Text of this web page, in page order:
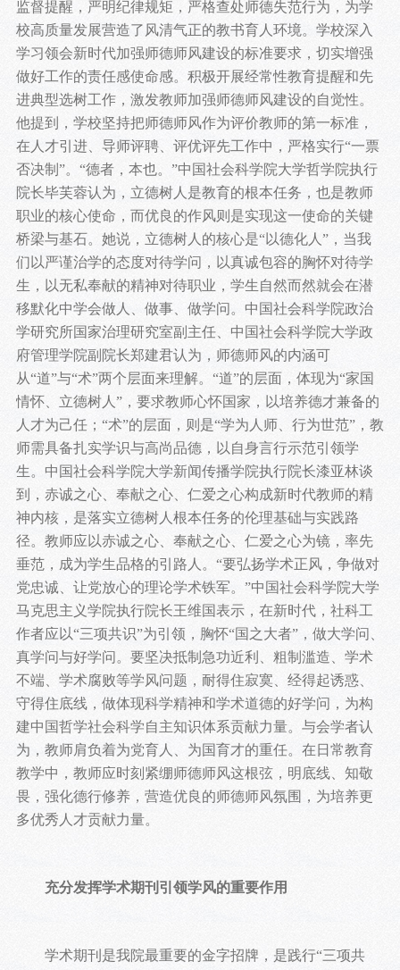
监督提醒，严明纪律规矩，严格查处师德失范行为，为学
校高质量发展营造了风清气正的教书育人环境。学校深入
学习领会新时代加强师德师风建设的标准要求，切实增强
做好工作的责任感使命感。积极开展经常性教育提醒和先
进典型选树工作，激发教师加强师德师风建设的自觉性。
他提到，学校坚持把师德师风作为评价教师的第一标准，
在人才引进、导师评聘、评优评先工作中，严格实行“一票
否决制”。“德者，本也。”中国社会科学院大学哲学院执行
院长毕芙蓉认为，立德树人是教育的根本任务，也是教师
职业的核心使命，而优良的作风则是实现这一使命的关键
桥梁与基石。她说，立德树人的核心是“以德化人”，当我
们以严谨治学的态度对待学问，以真诚包容的胸怀对待学
生，以无私奉献的精神对待职业，学生自然而然就会在潜
移默化中学会做人、做事、做学问。中国社会科学院政治
学研究所国家治理研究室副主任、中国社会科学院大学政
府管理学院副院长郑建君认为，师德师风的内涵可
从“道”与“术”两个层面来理解。“道”的层面，体现为“家国
情怀、立德树人”，要求教师心怀国家，以培养德才兼备的
人才为己任；“术”的层面，则是“学为人师、行为世范”，教
师需具备扎实学识与高尚品德，以自身言行示范引领学
生。中国社会科学院大学新闻传播学院执行院长漆亚林谈
到，赤诚之心、奉献之心、仁爱之心构成新时代教师的精
神内核，是落实立德树人根本任务的伦理基础与实践路
径。教师应以赤诚之心、奉献之心、仁爱之心为镜，率先
垂范，成为学生品格的引路人。“要弘扬学术正风，争做对
党忠诚、让党放心的理论学术铁军。”中国社会科学院大学
马克思主义学院执行院长王维国表示，在新时代，社科工
作者应以“三项共识”为引领，胸怀“国之大者”，做大学问、
真学问与好学问。要坚决抵制急功近利、粗制滥造、学术
不端、学术腐败等学风问题，耐得住寂寞、经得起诱惑、
守得住底线，做体现科学精神和学术道德的好学问，为构
建中国哲学社会科学自主知识体系贡献力量。与会学者认
为，教师肩负着为党育人、为国育才的重任。在日常教育
教学中，教师应时刻紧绷师德师风这根弦，明底线、知敬
畏，强化德行修养，营造优良的师德师风氛围，为培养更
多优秀人才贡献力量。
充分发挥学术期刊引领学风的重要作用
学术期刊是我院最重要的金字招牌，是践行“三项共